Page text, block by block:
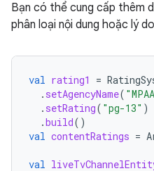
Bạn có thể cung cấp thêm
phân loại nội dung hoặc lý
val rating1 =
. setAgencyName(
. setRating( "pg-13" )
.build()
val contentRatings =
val